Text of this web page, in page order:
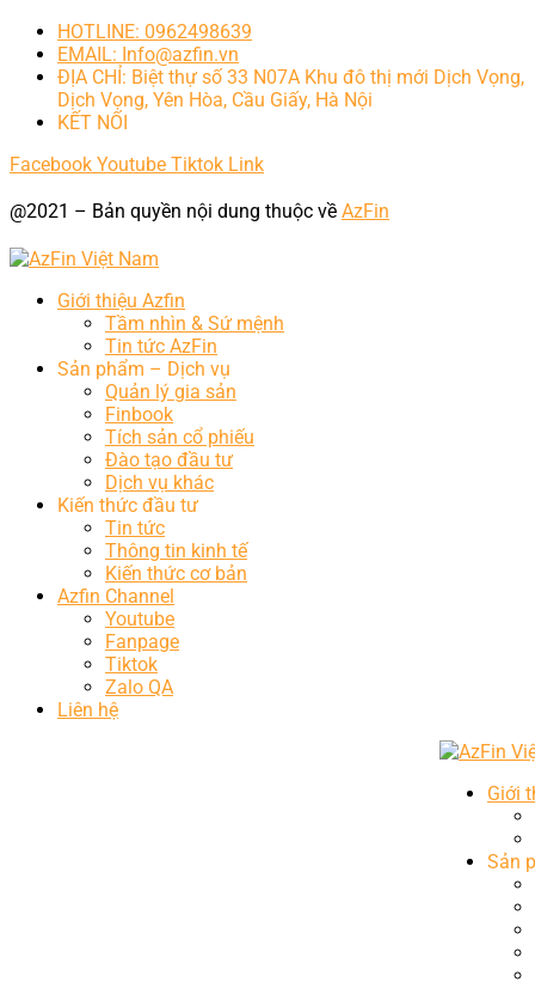
HOTLINE: 0962498639
EMAIL: Info@azfin.vn
ĐỊA CHỈ: Biệt thự số 33 N07A Khu đô thị mới Dịch Vọng,
Dịch Vọng, Yên Hòa, Cầu Giấy, Hà Nội
KẾT NỐI
Facebook Youtube Tiktok Link
@2021 – Bản quyền nội dung thuộc về AzFin
Giới thiệu Azfin
Tầm nhìn & Sứ mệnh
Tin tức AzFin
Sản phẩm – Dịch vụ
Quản lý gia sản
Finbook
Tích sản cổ phiếu
Đào tạo đầu tư
Dịch vụ khác
Kiến thức đầu tư
Tin tức
Thông tin kinh tế
Kiến thức cơ bản
Azfin Channel
Youtube
Fanpage
Tiktok
Zalo QA
Liên hệ
Giới
Sản